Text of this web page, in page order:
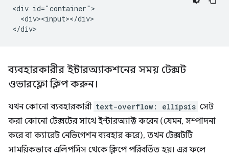
<div id="container">
  <div><input></div>
ব্যবহারকারীর ইন্টারঅ্যাকশনের সময় টেক্সট
ওভারফ্লো ক্লিপ করুন।
যখন কোনো ব্যবহারকারী text-overflow: ellipsis সেট
করা কোনো টেক্সটের সাথে ইন্টারঅ্যাক্ট করেন (যেমন, সম্পাদনা
করে বা ক্যারেট নেভিগেশন ব্যবহার করে), তখন টেক্সটটি
সাময়িকভাবে এলিপসিস থেকে ক্লিপে পরিবর্তিত হয়। এর ফলে